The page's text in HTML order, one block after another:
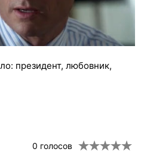
президент, любовник,
0 голосов